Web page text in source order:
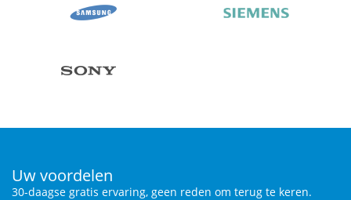
Uw voordelen
30-daagse gratis ervaring, geen reden om terug te keren.